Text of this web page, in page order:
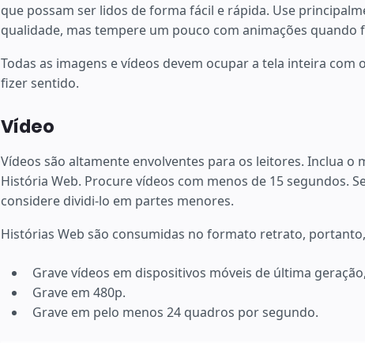
que possam ser lidos de forma fácil e rápida. Use
qualidade, mas tempere um pouco com animações quando
Todas as imagens e vídeos devem ocupar a tela inteira
fizer sentido.
Vídeo
Vídeos são altamente envolventes para os leitores. Inclua o
História Web. Procure vídeos com menos de 15 segundos.
considere dividi-lo em partes menores.
Histórias Web são consumidas no formato retrato,
Grave vídeos em dispositivos móveis de última
Grave em 480p.
Grave em pelo menos 24 quadros por segundo.